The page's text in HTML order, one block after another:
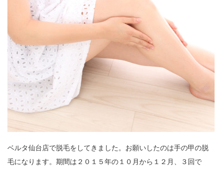
ベルタ仙台店で脱毛をしてきました。お願いしたのは手の甲の脱
毛になります。期間は２０１５年の１０月から１２月、３回で